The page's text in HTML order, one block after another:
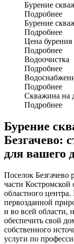
Бурение
Подробнее
Бурение
Подробнее
Цена
Подробнее
Водоочистка
Подробнее
Подробнее
Скважина на
Подробнее
Бурение
Безгачево:
для вашего
Поселок
части Костромской
областного центра.
первозданной
и во всей области,
обеспечить свой
собственного
услуги по